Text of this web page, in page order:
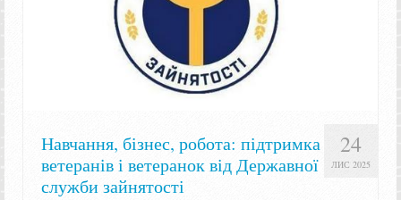
24
ЛИС 2025
Навчання, бізнес, робота: підтримка
ветеранів і ветеранок від Державної
служби зайнятості